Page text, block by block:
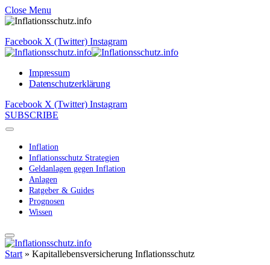
Close Menu
Facebook X (Twitter) Instagram
Impressum
Datenschutzerklärung
Facebook X (Twitter) Instagram
SUBSCRIBE
Inflation
Inflationsschutz Strategien
Geldanlagen gegen Inflation
Anlagen
Ratgeber & Guides
Prognosen
Wissen
Start » Kapitallebensversicherung Inflationsschutz